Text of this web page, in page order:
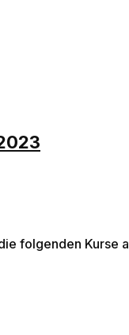
folgenden Kurse